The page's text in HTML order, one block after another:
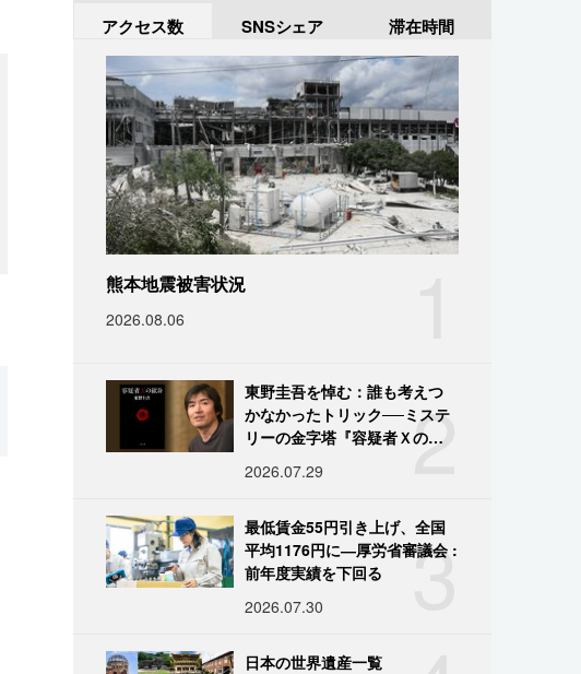
アクセス数 SNSシェア 滞在時間
熊本地震被害状況
2026.08.06
2
東野圭吾を悼む：誰も考えつ
かなかったトリック──ミステ
リーの金字塔『容疑者Ｘの献
2026.07.29
3
最低賃金55円引き上げ、全国
平均1176円に―厚労省審議会 :
前年度実績を下回る
2026.07.30
日本の世界遺産一覧